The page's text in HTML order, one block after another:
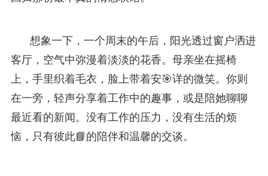
想象一下，一个周末的午后，阳光透过窗户洒进
客厅，空气中弥漫着淡淡的花香。母亲坐在摇椅
上，手里织着毛衣，脸上带着安🎯详的微笑。你则
在一旁，轻声分享着工作中的趣事，或是陪她聊聊
最近看的新闻。没有工作的压力，没有生活的烦
恼，只有彼此📘的陪伴和温馨的交谈。